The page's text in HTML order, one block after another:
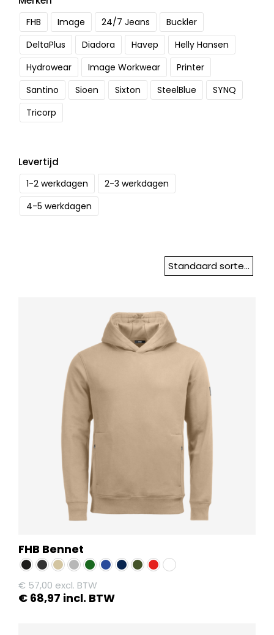
FHB Image 24/7 Jeans
Buckler
DeltaPlus
Diadora Havep
Helly Hansen
Hydrowear
Image Workwear
Printer
Santino
Sioen Sixton SteelBlue
SYNQ
Tricorp
Levertijd
1-2 werkdagen
2-3 werkdagen
4-5 werkdagen
FHB Bennet
€ 57,00 excl. BTW
€ 68,97 incl. BTW